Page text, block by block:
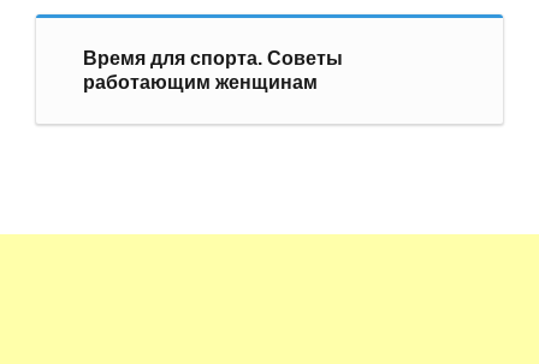
Время для спорта. Советы
работающим женщинам